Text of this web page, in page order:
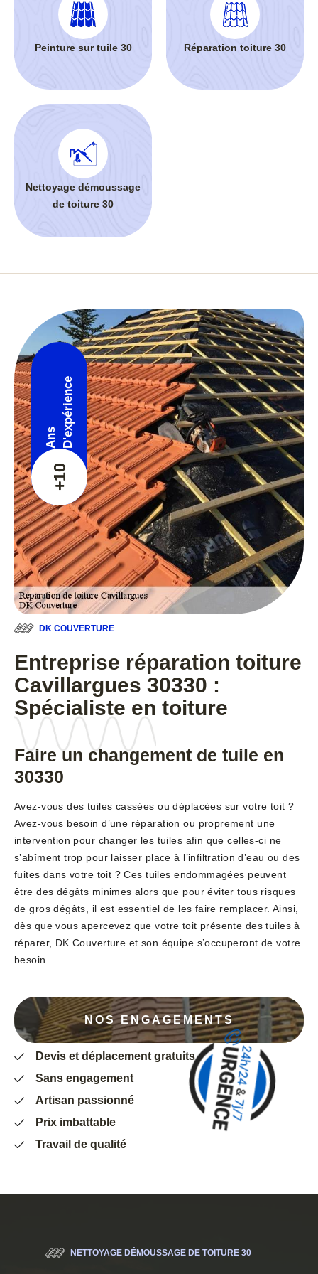
Peinture sur tuile 30 Réparation toiture 30
Nettoyage démoussage
de toiture 30
+10
Ans D'expérience
DK COUVERTURE
Entreprise réparation toiture
Cavillargues 30330 :
Spécialiste en toiture
Faire un changement de tuile en
30330
Avez-vous des tuiles cassées ou déplacées sur votre toit ?
Avez-vous besoin d’une réparation ou proprement une
intervention pour changer les tuiles afin que celles-ci ne
s’abîment trop pour laisser place à l’infiltration d’eau ou des
fuites dans votre toit ? Ces tuiles endommagées peuvent
être des dégâts minimes alors que pour éviter tous risques
de gros dégâts, il est essentiel de les faire remplacer. Ainsi,
dès que vous apercevez que votre toit présente des tuiles à
réparer, DK Couverture et son équipe s’occuperont de votre
besoin.
NOS ENGAGEMENTS
Devis et déplacement gratuits
Sans engagement
Artisan passionné
Prix imbattable
Travail de qualité
NETTOYAGE DÉMOUSSAGE DE TOITURE 30